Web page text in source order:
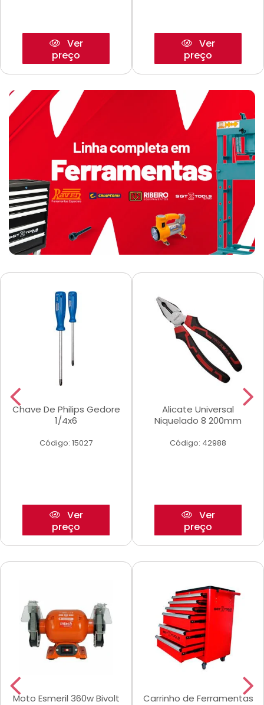
Ver
preço
Ver
preço
Chave De Philips Gedore
1/4x6
Código: 15027
Ver
preço
Alicate Universal
Niquelado 8 200mm
Código: 42988
Ver
preço
Moto Esmeril 360w Bivolt
Carrinho de Ferramentas